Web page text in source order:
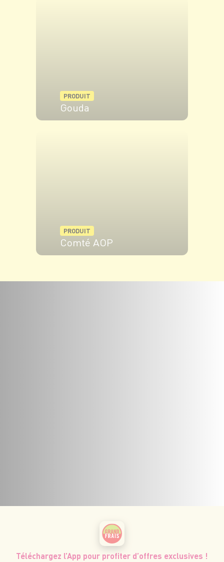
PRODUIT
Gouda
PRODUIT
Comté AOP
Téléchargez l’App pour profiter d’offres exclusives !